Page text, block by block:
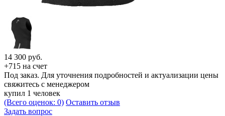
14 300 руб.
+715 на счет
Под заказ. Для уточнения подробностей и актуализации цены
свяжитесь с менеджером
купил 1 человек
(Всего оценок: 0) Оставить отзыв
Задать вопрос